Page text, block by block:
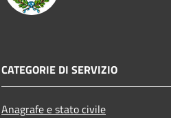
CATEGORIE DI SERVIZIO
Anagrafe e stato civile